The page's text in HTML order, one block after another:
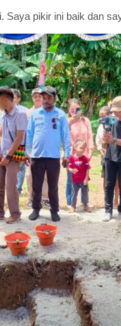
Saya pikir ini baik dan